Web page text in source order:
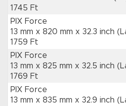
1745 Ft
PIX Force
13 mm x 820 mm x 32.3 inch
1759 Ft
PIX Force
13 mm x 825 mm x 32.5 inch
1769 Ft
PIX Force
13 mm x 835 mm x 32.9 inch